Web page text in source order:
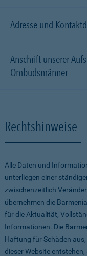
Adresse und
Anschrift unserer
Ombudsmänner
Rechtshinweise
Alle Daten und
unterliegen einer
zwischenzeitlich
übernehmen die
für die Aktualität,
Informationen. Die
Haftung für Schäden
dieser Website